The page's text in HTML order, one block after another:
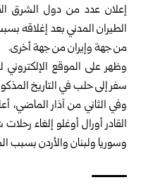
إعلان عدد من دول الشرق
الطيران المدني بعد إغلاقه
من جهة وإيران من جهة أخرى.
وظهر على الموقع الإلكتروني
سفر إلى حلب في التاريخ
وفي الثاني من آذار الماضي،
القادر أورال أوغلو إلغاء
وسوريا ولبنان والأردن بسبب